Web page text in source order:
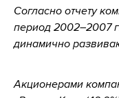
Согласно отчету
период 2002–2007
динамично
Акционерами